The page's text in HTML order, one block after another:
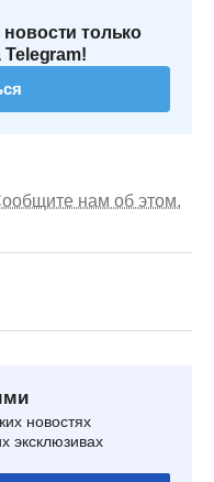
только
нам об этом.
новостях
эксклюзивах